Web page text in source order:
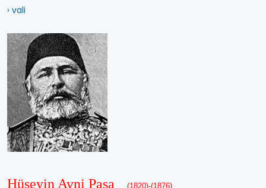
› vali
Hüseyin Avni Paşa (1820)-(1876)